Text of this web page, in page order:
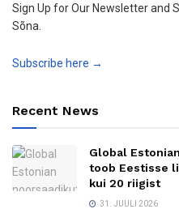
Sign Up for Our Newsletter and
Sõna.
Subscribe here →
Recent News
Global
toob Eestisse
kui 20 riigist
31. JUULI 2026